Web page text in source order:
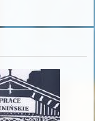
łódzkiego w